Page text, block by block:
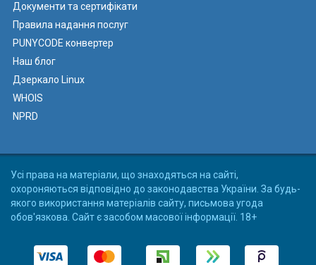
Документи та сертифікати
Правила надання послуг
PUNYCODE конвертер
Наш блог
Дзеркало Linux
WHOIS
NPRD
Усі права на матеріали, що знаходяться на сайті,
охороняються відповідно до законодавства України. За будь-
якого використання матеріалів сайту, письмова угода
обов'язкова. Сайт є засобом масової інформації. 18+